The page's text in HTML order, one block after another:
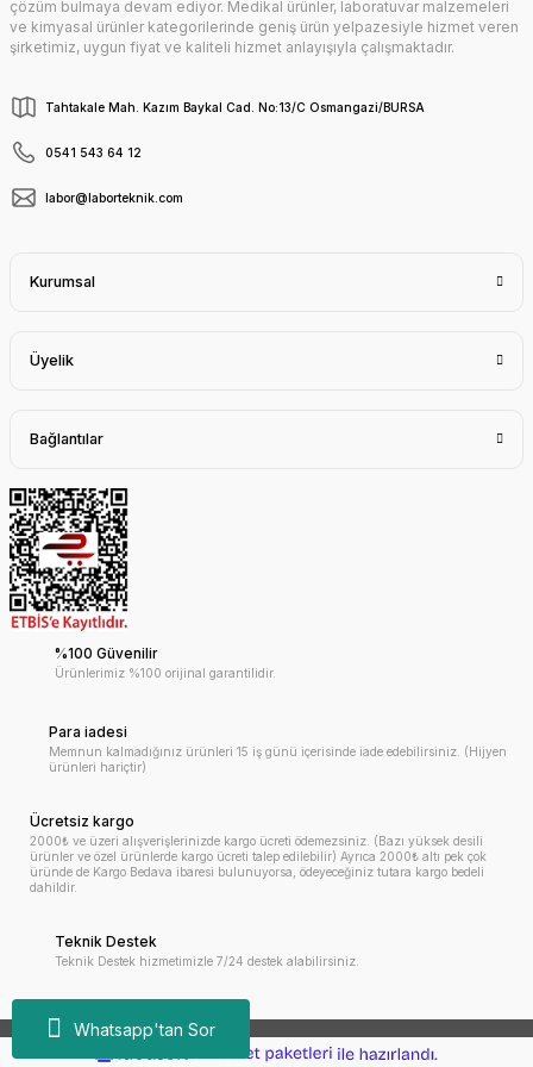
Whatsapp'tan Sor
çözüm bulmaya devam ediyor. Medikal ürünler, laboratuvar malzemeleri
ve kimyasal ürünler kategorilerinde geniş ürün yelpazesiyle hizmet veren
şirketimiz, uygun fiyat ve kaliteli hizmet anlayışıyla çalışmaktadır.
Tahtakale Mah. Kazım Baykal Cad. No:13/C Osmangazi/BURSA
0541 543 64 12
labor@laborteknik.com
Kurumsal
Üyelik
Bağlantılar
%100 Güvenilir
Ürünlerimiz %100 orijinal garantilidir.
Para iadesi
Memnun kalmadığınız ürünleri 15 iş günü içerisinde iade edebilirsiniz. (Hijyen
ürünleri hariçtir)
Ücretsiz kargo
2000₺ ve üzeri alışverişlerinizde kargo ücreti ödemezsiniz. (Bazı yüksek desili
ürünler ve özel ürünlerde kargo ücreti talep edilebilir) Ayrıca 2000₺ altı pek çok
üründe de Kargo Bedava ibaresi bulunuyorsa, ödeyeceğiniz tutara kargo bedeli
dahildir.
Teknik Destek
Teknik Destek hizmetimizle 7/24 destek alabilirsiniz.
e-